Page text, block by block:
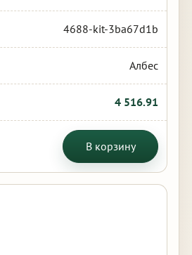
4688-kit-3ba67d1b
Албес
4 516.91
В корзину